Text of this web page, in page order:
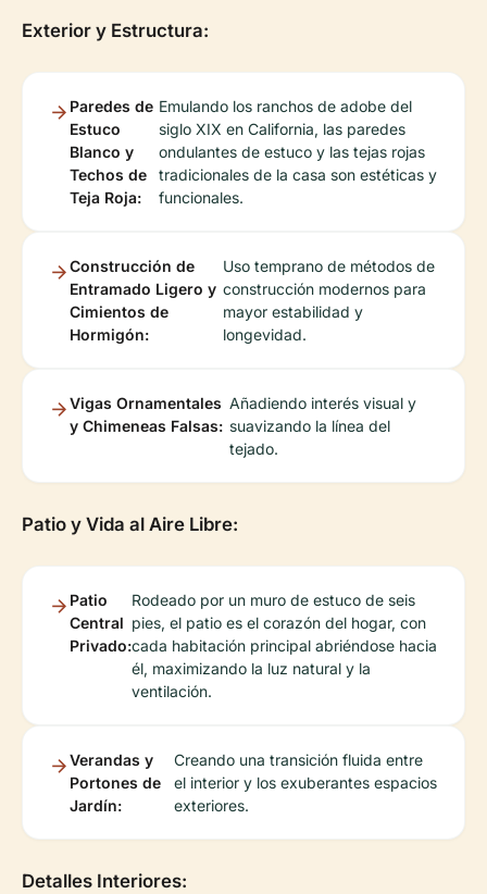
Exterior y Estructura:
Paredes de
Estuco
Blanco y
Techos de
Teja Roja:
Emulando los ranchos de adobe del
siglo XIX en California, las paredes
ondulantes de estuco y las tejas rojas
tradicionales de la casa son estéticas y
funcionales.
Construcción de
Entramado Ligero y
Cimientos de
Hormigón:
Uso temprano de métodos de
construcción modernos para
mayor estabilidad y
longevidad.
Vigas Ornamentales
y Chimeneas Falsas:
Añadiendo interés visual y
suavizando la línea del
tejado.
Patio y Vida al Aire Libre:
Patio
Central
Privado:
Rodeado por un muro de estuco de seis
pies, el patio es el corazón del hogar, con
cada habitación principal abriéndose hacia
él, maximizando la luz natural y la
ventilación.
Verandas y
Portones de
Jardín:
Creando una transición fluida entre
el interior y los exuberantes espacios
exteriores.
Detalles Interiores: